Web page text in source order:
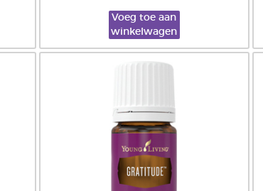
Voeg toe aan
winkelwagen